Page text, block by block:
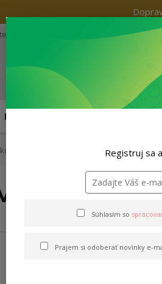
tovaru
Mikiny
VESELÉ VIANOCE Registruj sa
Súhlasím so
Prajem si odoberať novinky e-